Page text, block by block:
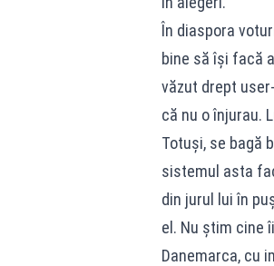
În diaspora
bine să își facă
văzut drept
că nu o înjurau.
Totuși, se bagă
sistemul asta
din jurul lui în
el. Nu știm cine
Danemarca, cu